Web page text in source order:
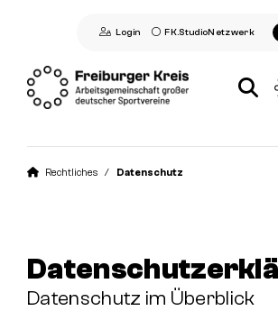
Login FK.StudioNetzwerk
Rechtliches Datenschutz
Datenschutz im Überblick
Aktuelles
Kontakt